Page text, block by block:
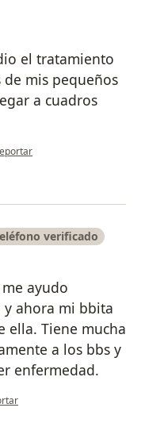
el tratamiento
mis pequeños
a cuadros
opinión del usuario Marylia
verificado
ayudo
ahora mi bbita
ella. Tiene mucha
a los bbs y
enfermedad.
del usuario Rubi milagros